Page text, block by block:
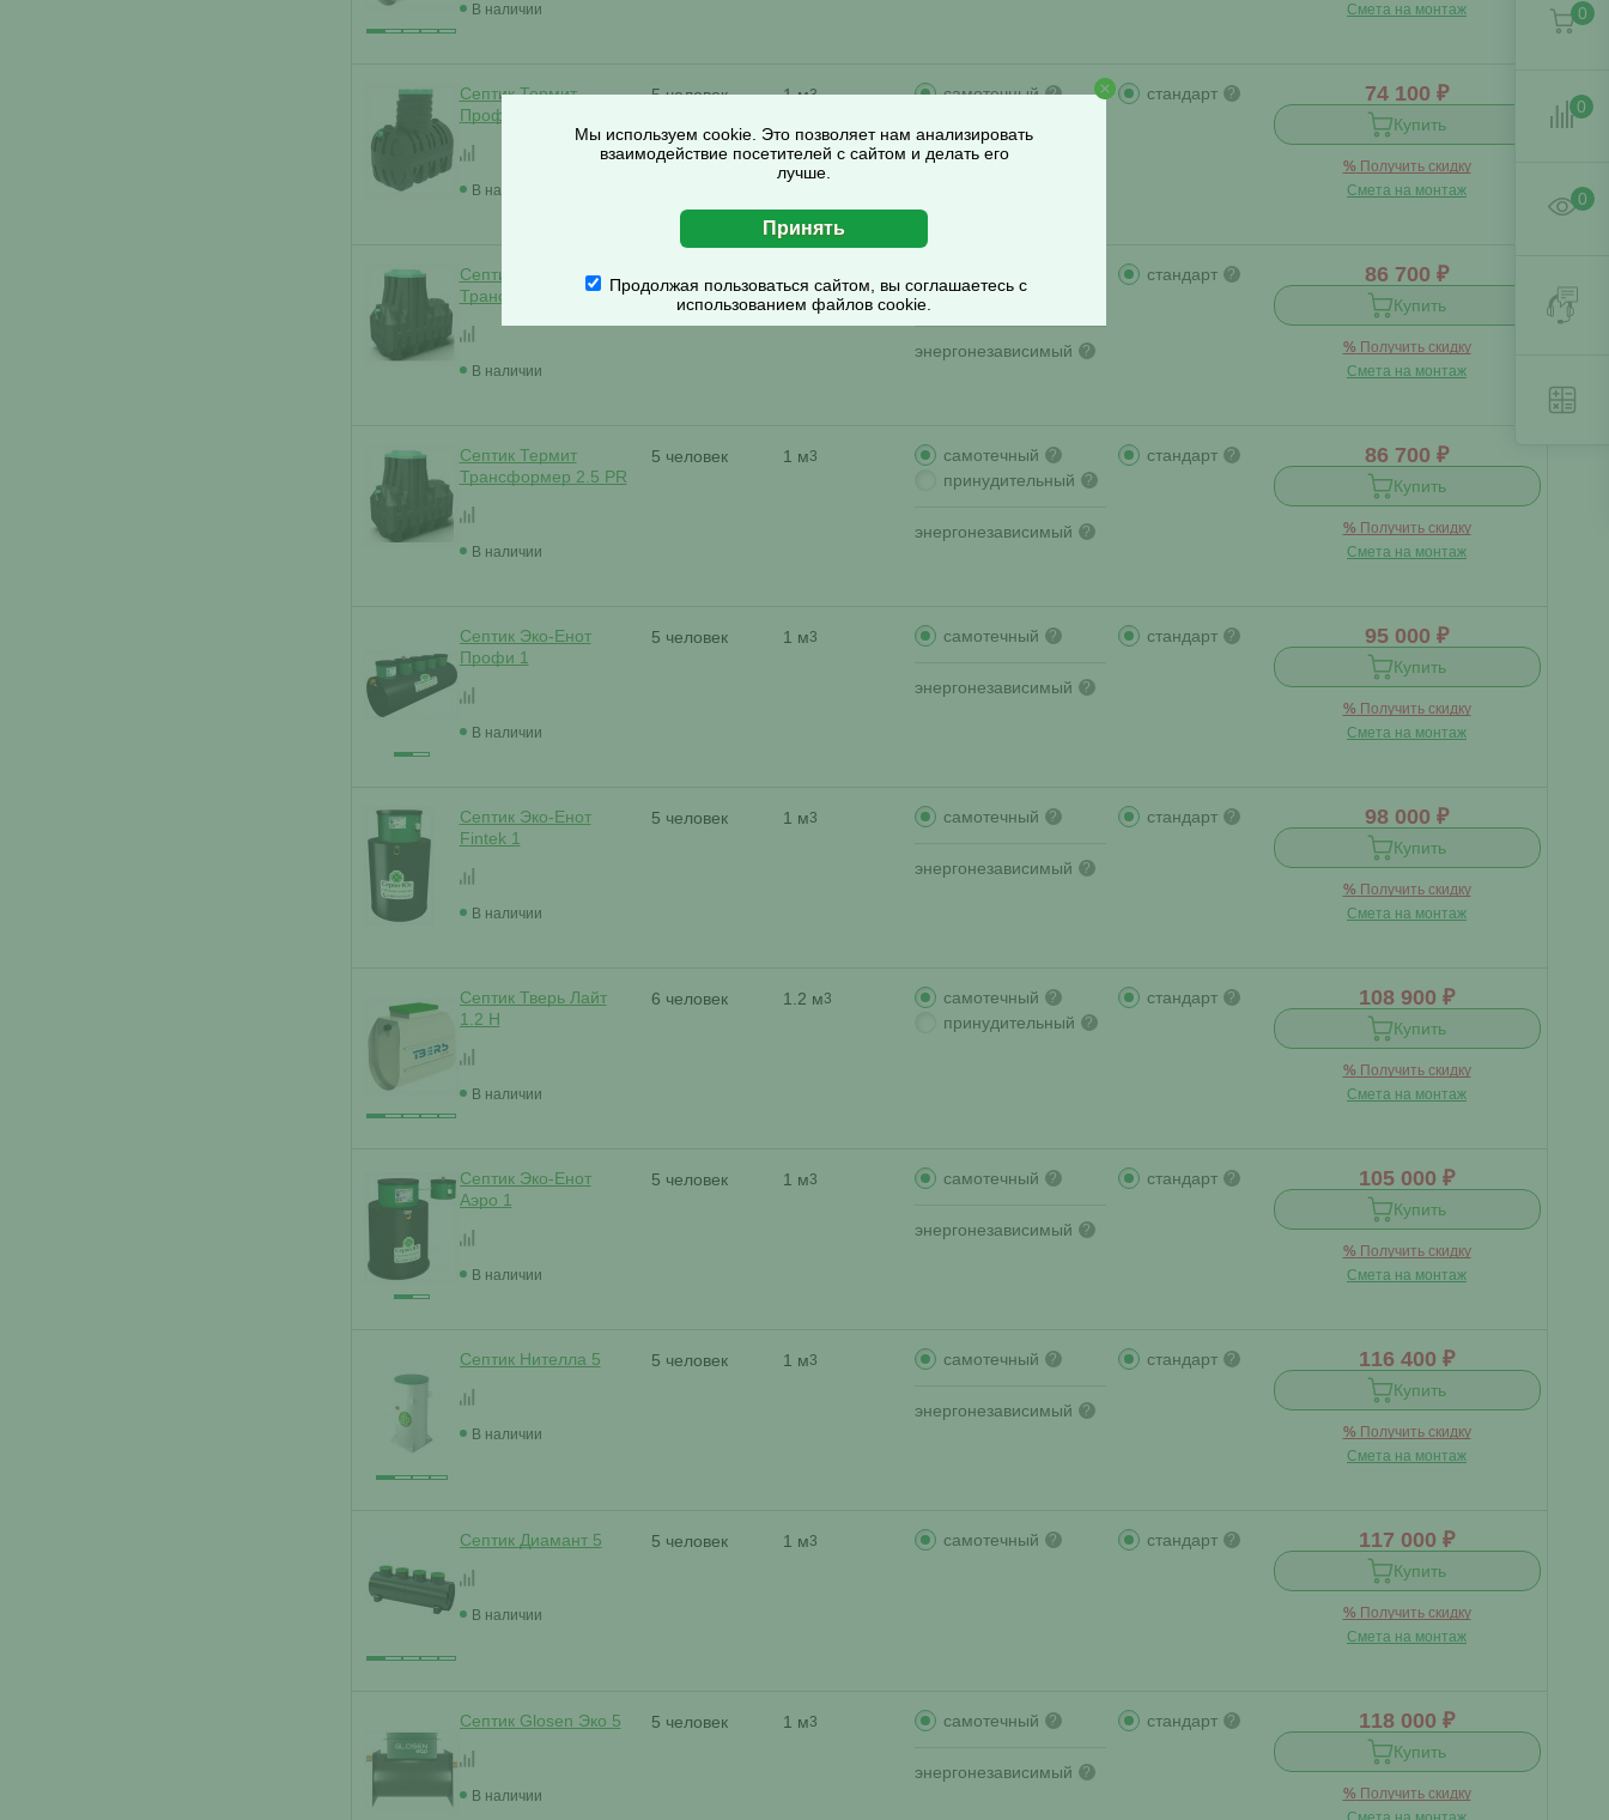
В наличии
Смета на монтаж
Септик Термит
Профи 2.5 S
В наличии
5 человек 1 м3 самотечный ? стандарт ? 74 100 ₽
Купить
% Получить скидку
Смета на монтаж
Септик Термит
Трансформер 2.5 S
В наличии
энергонезависимый ?
стандарт ? 86 700 ₽
Купить
% Получить скидку
Смета на монтаж
Септик Термит
Трансформер 2.5 PR
В наличии
5 человек 1 м3 самотечный ?
принудительный ?
энергонезависимый ?
стандарт ? 86 700 ₽
Купить
% Получить скидку
Смета на монтаж
Септик Эко-Енот
Профи 1
В наличии
5 человек 1 м3 самотечный ?
энергонезависимый ?
стандарт ? 95 000 ₽
Купить
% Получить скидку
Смета на монтаж
Септик Эко-Енот
Fintek 1
В наличии
5 человек 1 м3 самотечный ?
энергонезависимый ?
стандарт ? 98 000 ₽
Купить
% Получить скидку
Смета на монтаж
Септик Тверь Лайт
1.2 Н
В наличии
6 человек 1.2 м3 самотечный ?
принудительный ?
стандарт ? 108 900 ₽
Купить
% Получить скидку
Смета на монтаж
Септик Эко-Енот
Аэро 1
В наличии
5 человек 1 м3 самотечный ?
энергонезависимый ?
стандарт ? 105 000 ₽
Купить
% Получить скидку
Смета на монтаж
Септик Нителла 5
В наличии
5 человек 1 м3 самотечный ?
энергонезависимый ?
стандарт ? 116 400 ₽
Купить
% Получить скидку
Смета на монтаж
Септик Диамант 5
В наличии
5 человек 1 м3 самотечный ? стандарт ? 117 000 ₽
Купить
% Получить скидку
Смета на монтаж
Септик Glosen Эко 5
В наличии
5 человек 1 м3 самотечный ?
энергонезависимый ?
стандарт ? 118 000 ₽
Купить
% Получить скидку
0
0
0
Мы используем cookie. Это позволяет нам анализировать
взаимодействие посетителей с сайтом и делать его
лучше.
Продолжая пользоваться сайтом, вы соглашаетесь с
использованием файлов cookie.